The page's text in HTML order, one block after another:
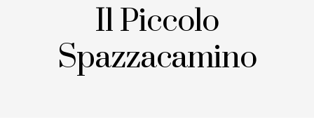
Il Piccolo
Spazzacamino